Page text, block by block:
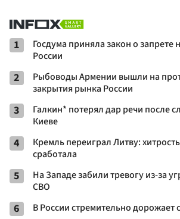
1
Госдума приняла закон о запрете
России
2
Рыбоводы Армении вышли на
закрытия рынка России
3
Галкин* потерял дар речи после
Киеве
4
Кремль переиграл Литву:
сработала
5
На Западе забили тревогу из-за
СВО
6 В России стремительно дорожает